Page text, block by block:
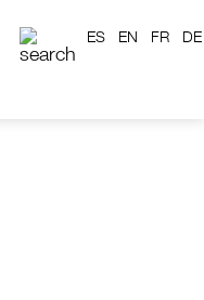
ES EN FR DE